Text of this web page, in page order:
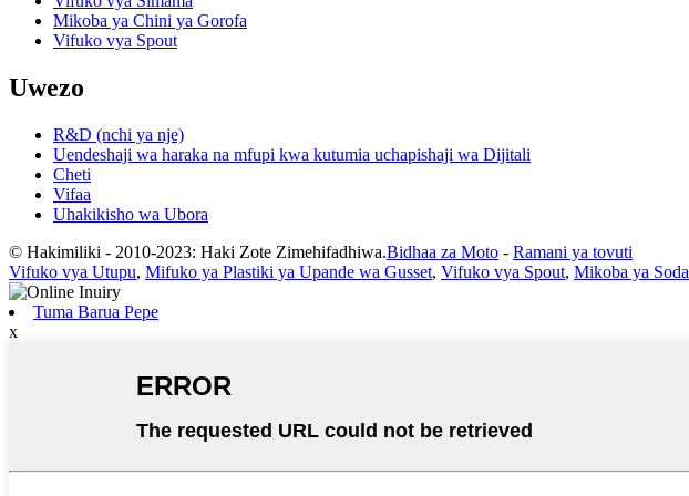
Mikoba ya Chini ya Gorofa
Vifuko vya Spout
Uwezo
R&D (nchi ya nje)
Uendeshaji wa haraka na mfupi kwa kutumia uchapishaji wa Dijitali
Cheti
Vifaa
Uhakikisho wa Ubora
© Hakimiliki - 2010-2023: Haki Zote Zimehifadhiwa.Bidhaa za Moto - Ramani ya tovuti
Vifuko vya Utupu, Mifuko ya Plastiki ya Upande wa Gusset, Vifuko vya Spout, Mikoba ya Soda
Tuma Barua Pepe
x